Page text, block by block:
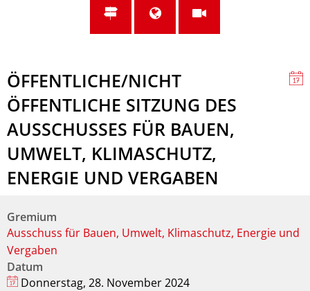
ÖFFENTLICHE/NICHT
ÖFFENTLICHE SITZUNG DES
AUSSCHUSSES FÜR BAUEN,
UMWELT, KLIMASCHUTZ,
ENERGIE UND VERGABEN
Gremium
Ausschuss für Bauen, Umwelt, Klimaschutz, Energie und
Vergaben
Datum
Donnerstag, 28. November 2024